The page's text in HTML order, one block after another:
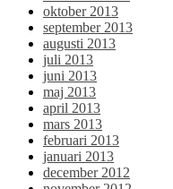
oktober 2013
september 2013
augusti 2013
juli 2013
juni 2013
maj 2013
april 2013
mars 2013
februari 2013
januari 2013
december 2012